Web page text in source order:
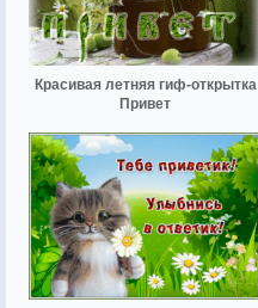
Красивая летняя гиф-открытка
Привет